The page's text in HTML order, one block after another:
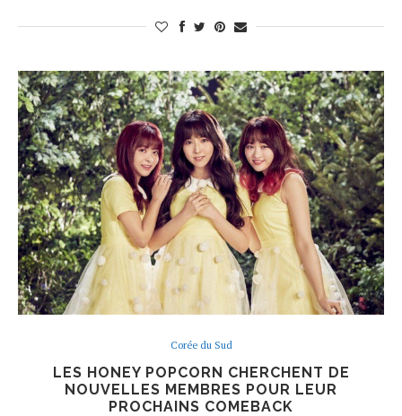
Corée du Sud
LES HONEY POPCORN CHERCHENT DE
NOUVELLES MEMBRES POUR LEUR
PROCHAINS COMEBACK